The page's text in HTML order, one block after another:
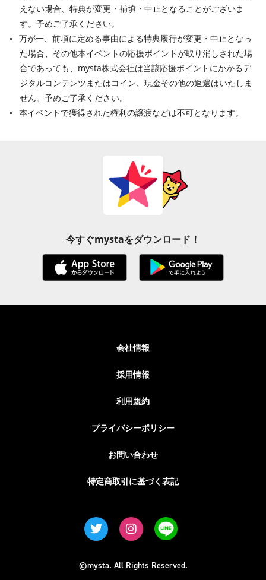
えない場合、特典が変更・補填・中止となることがございま
す。予めご了承ください。
万が一、前項に定める事由による特典履行が変更・中止となっ
た場合、その他本イベントの応援ポイントが取り消しされた場
合であっても、mysta株式会社は当該応援ポイントにかかるデ
ジタルコンテンツまたはコイン、現金その他の返還はいたしま
せん。予めご了承ください。
本イベントで獲得された権利の譲渡などは不可となります。
今すぐmystaをダウンロード！
会社情報
採用情報
利用規約
プライバシーポリシー
お問い合わせ
特定商取引に基づく表記
©mysta. All Rights Reserved.